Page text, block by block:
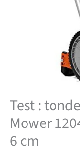
Test :
Mower
6 cm